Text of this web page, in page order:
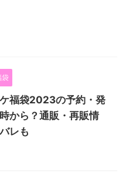
袋
福袋2023の予約・発
から？通販・再販情
レも